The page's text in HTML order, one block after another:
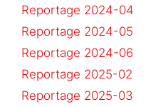
Reportage 2024-04
Reportage 2024-05
Reportage 2024-06
Reportage 2025-02
Reportage 2025-03